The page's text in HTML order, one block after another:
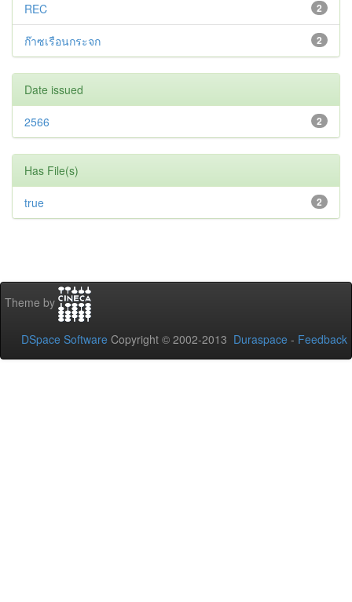
2
REC
2
ก๊าซเรือนกระจก
Date issued
2
2566
Has File(s)
2
true
Theme by
DSpace Software Copyright © 2002-2013 Duraspace - Feedback